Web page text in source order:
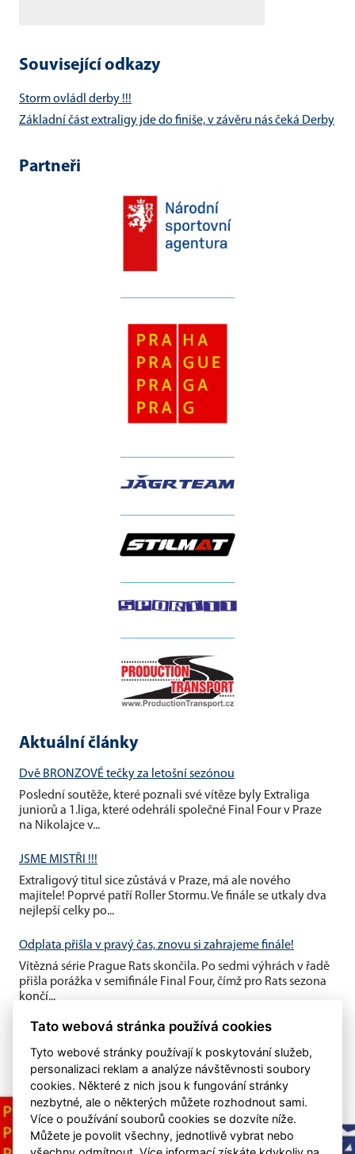
Související odkazy
Storm ovládl derby !!!
Základní část extraligy jde do finiše, v závěru nás čeká Derby
Partneři
Aktuální články
Dvě BRONZOVÉ tečky za letošní sezónou
Poslední soutěže, které poznali své vítěze byly Extraliga
juniorů a 1.liga, které odehráli společné Final Four v Praze
na Nikolajce v...
JSME MISTŘI !!!
Extraligový titul sice zůstává v Praze, má ale nového
majitele! Poprvé patří Roller Stormu. Ve finále se utkaly dva
nejlepší celky po...
Odplata přišla v pravý čas, znovu si zahrajeme finále!
Vítězná série Prague Rats skončila. Po sedmi výhrách v řadě
přišla porážka v semifinále Final Four, čímž pro Rats sezona
končí...
Tato webová stránka používá cookies
Tyto webové stránky používají k poskytování služeb,
personalizaci reklam a analýze návštěvnosti soubory
cookies. Některé z nich jsou k fungování stránky
nezbytné, ale o některých můžete rozhodnout sami.
Více o používání souborů cookies se dozvíte níže.
Můžete je povolit všechny, jednotlivě vybrat nebo